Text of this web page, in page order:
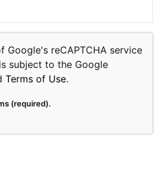
Google's reCAPTCHA service
subject to the Google
Terms of Use.
(required).